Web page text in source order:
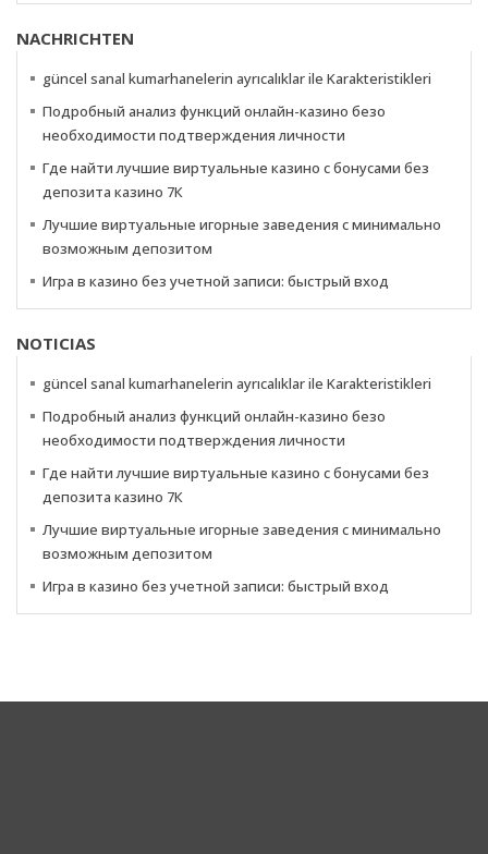
NACHRICHTEN
güncel sanal kumarhanelerin ayrıcalıklar ile Karakteristikleri
Подробный анализ функций онлайн-казино безо
необходимости подтверждения личности
Где найти лучшие виртуальные казино с бонусами без
депозита казино 7К
Лучшие виртуальные игорные заведения с минимально
возможным депозитом
Игра в казино без учетной записи: быстрый вход
NOTICIAS
güncel sanal kumarhanelerin ayrıcalıklar ile Karakteristikleri
Подробный анализ функций онлайн-казино безо
необходимости подтверждения личности
Где найти лучшие виртуальные казино с бонусами без
депозита казино 7К
Лучшие виртуальные игорные заведения с минимально
возможным депозитом
Игра в казино без учетной записи: быстрый вход